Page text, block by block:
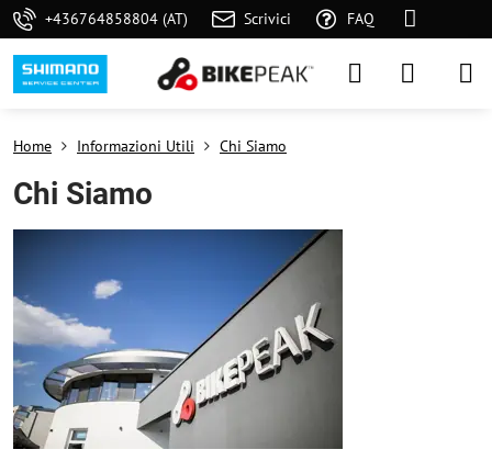
+436764858804 (AT) Scrivici FAQ
Home Informazioni Utili Chi Siamo
Chi Siamo